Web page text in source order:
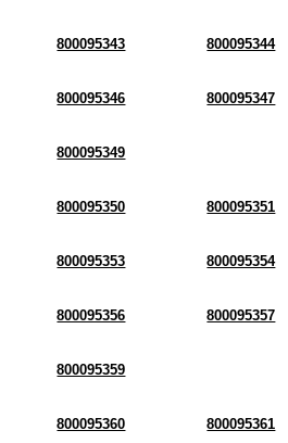
800095343 800095344
800095346 800095347
800095349
800095350 800095351
800095353 800095354
800095356 800095357
800095359
800095360 800095361